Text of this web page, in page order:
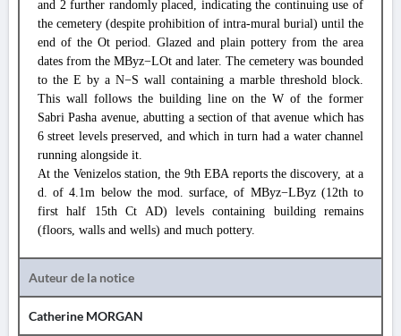
and 2 further randomly placed, indicating the continuing use of
the cemetery (despite prohibition of intra-mural burial) until the
end of the Ot period. Glazed and plain pottery from the area
dates from the MByz−LOt and later. The cemetery was bounded
to the E by a N−S wall containing a marble threshold block.
This wall follows the building line on the W of the former
Sabri Pasha avenue, abutting a section of that avenue which has
6 street levels preserved, and which in turn had a water channel
running alongside it.
At the Venizelos station, the 9th EBA reports the discovery, at a
d. of 4.1m below the mod. surface, of MByz−LByz (12th to
first half 15th Ct AD) levels containing building remains
(floors, walls and wells) and much pottery.
Auteur de la notice
Catherine MORGAN